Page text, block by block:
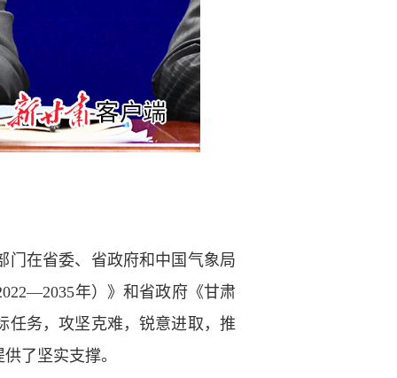
在省委、省政府和中国气象局
年）》和省政府《甘肃
任务，攻坚克难，锐意进取，推
了坚实支撑。